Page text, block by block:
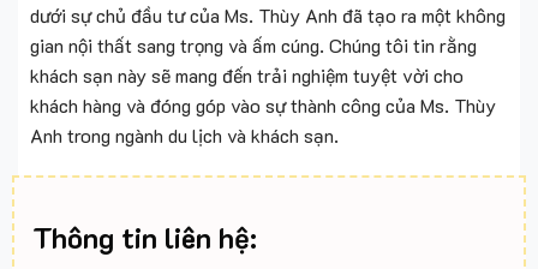
dưới sự chủ đầu tư của Ms. Thùy Anh đã tạo ra một không
gian nội thất sang trọng và ấm cúng. Chúng tôi tin rằng
khách sạn này sẽ mang đến trải nghiệm tuyệt vời cho
khách hàng và đóng góp vào sự thành công của Ms. Thùy
Anh trong ngành du lịch và khách sạn.
Thông tin liên hệ: